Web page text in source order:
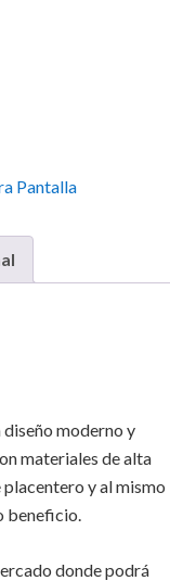
Pantalla
moderno y
materiales de alta
y al mismo
beneficio.
donde podrá